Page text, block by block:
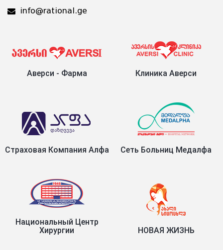
info@rational.ge
Аверси - Фарма Клиника Аверси
Страховая Компания Алфа Сеть Больниц Медалфа
Национальный Центр
Хирургии
НОВАЯ ЖИЗНЬ